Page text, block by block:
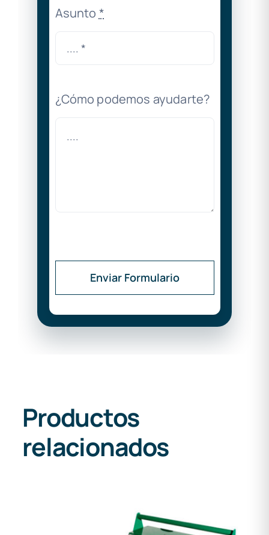
Asunto *
¿Cómo podemos ayudarte?
Enviar Formulario
Productos
relacionados